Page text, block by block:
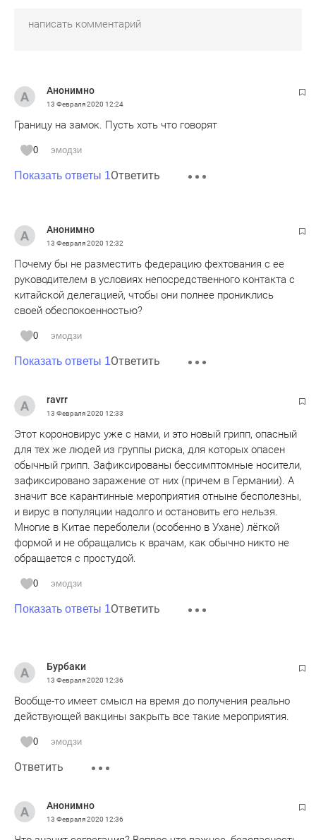
Анонимно
13 Февраля 2020 12:24
Границу на замок. Пусть хоть что говорят
0 эмодзи
Показать ответы 1Ответить
Анонимно
13 Февраля 2020 12:32
Почему бы не разместить федерацию фехтования с ее
руководителем в условиях непосредственного контакта с
китайской делегацией, чтобы они полнее прониклись
своей обеспокоенностью?
0 эмодзи
Показать ответы 1Ответить
ravrr
13 Февраля 2020 12:33
Этот короновирус уже с нами, и это новый грипп, опасный
для тех же людей из группы риска, для которых опасен
обычный грипп. Зафиксированы бессимптомные носители,
зафиксировано заражение от них (причем в Германии). А
значит все карантинные мероприятия отныне бесполезны,
и вирус в популяции надолго и остановить его нельзя.
Многие в Китае переболели (особенно в Ухане) лёгкой
формой и не обращались к врачам, как обычно никто не
обращается с простудой.
0 эмодзи
Показать ответы 1Ответить
Бурбаки
13 Февраля 2020 12:36
Вообще-то имеет смысл на время до получения реально
действующей вакцины закрыть все такие мероприятия.
0 эмодзи
Ответить
Анонимно
13 Февраля 2020 12:36